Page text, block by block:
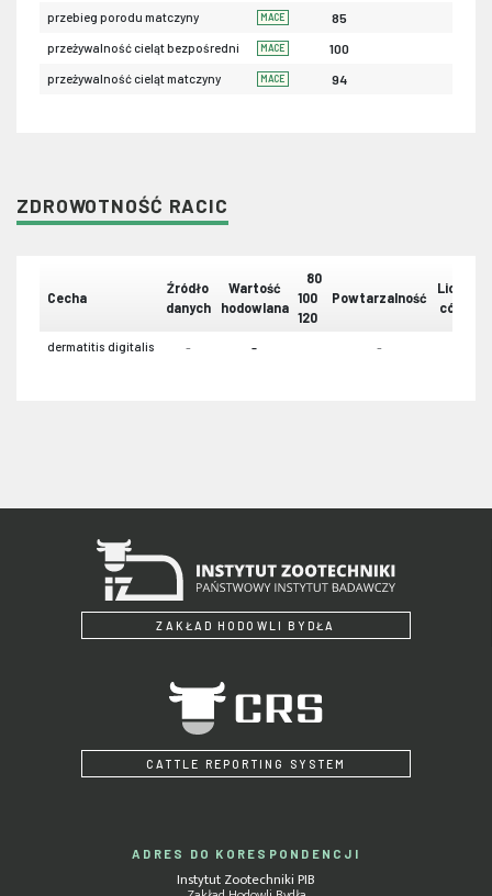
przebieg porodu matczyny MACE 85
przeżywalność cieląt bezpośredni MACE 100
przeżywalność cieląt matczyny MACE 94
ZDROWOTNOŚĆ RACIC
Cecha
Źródło
danych
Wartość
hodowlana
80
100
120
Powtarzalność
Liczba
córek
dermatitis digitalis - - -
ZAKŁAD HODOWLI BYDŁA
CATTLE REPORTING SYSTEM
ADRES DO KORESPONDENCJI
Instytut Zootechniki PIB